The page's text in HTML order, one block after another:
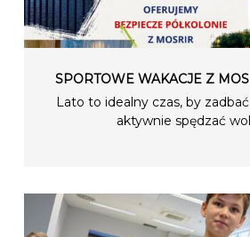
SPORTOWE WAKACJE Z
Lato to idealny czas, by
aktywnie spędzać